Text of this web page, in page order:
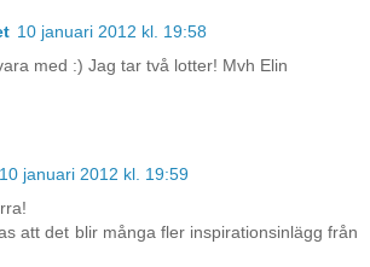
10 januari 2012 kl. 19:58
med :) Jag tar två lotter! Mvh Elin
10 januari 2012 kl. 19:59
att det blir många fler inspirationsinlägg från